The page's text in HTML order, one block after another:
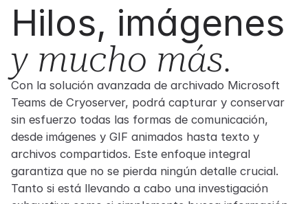
Hilos, imágenes
y mucho más.
Con la solución avanzada de archivado Microsoft
Teams de Cryoserver, podrá capturar y conservar
sin esfuerzo todas las formas de comunicación,
desde imágenes y GIF animados hasta texto y
archivos compartidos. Este enfoque integral
garantiza que no se pierda ningún detalle crucial.
Tanto si está llevando a cabo una investigación